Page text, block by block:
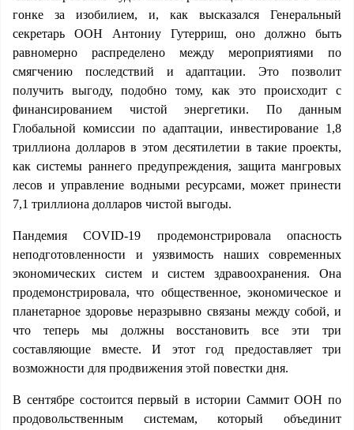
гонке за изобилием, и, как высказался Генеральный
секретарь ООН Антониу Гутерриш, оно должно быть
равномерно распределено между мероприятиями по
смягчению последствий и адаптации. Это позволит
получить выгоду, подобно тому, как это происходит с
финансированием чистой энергетики. По данным
Глобальной комиссии по адаптации, инвестирование 1,8
триллиона долларов в этом десятилетии в такие проекты,
как системы раннего предупреждения, защита мангровых
лесов и управление водными ресурсами, может принести
7,1 триллиона долларов чистой выгоды.
Пандемия COVID-19 продемонстрировала опасность
неподготовленности и уязвимость наших современных
экономических систем и систем здравоохранения. Она
продемонстрировала, что общественное, экономическое и
планетарное здоровье неразрывно связаны между собой, и
что теперь мы должны восстановить все эти три
составляющие вместе. И этот год предоставляет три
возможности для продвижения этой повестки дня.
В сентябре состоится первый в истории Саммит ООН по
продовольственным системам, который объединит